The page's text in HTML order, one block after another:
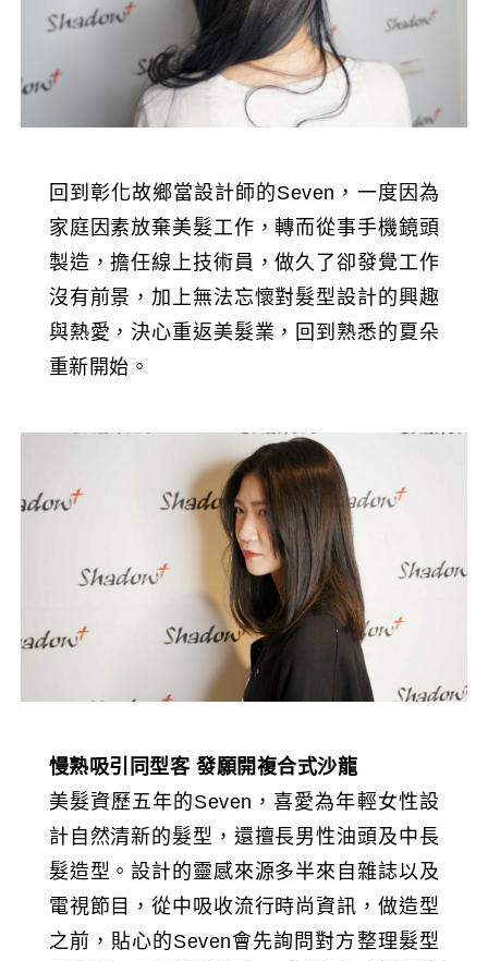
回到彰化故鄉當設計師的Seven，一度因為
家庭因素放棄美髮工作，轉而從事手機鏡頭
製造，擔任線上技術員，做久了卻發覺工作
沒有前景，加上無法忘懷對髮型設計的興趣
與熱愛，決心重返美髮業，回到熟悉的夏朵
重新開始。
慢熟吸引同型客 發願開複合式沙龍
美髮資歷五年的Seven，喜愛為年輕女性設
計自然清新的髮型，還擅長男性油頭及中長
髮造型。設計的靈感來源多半來自雜誌以及
電視節目，從中吸收流行時尚資訊，做造型
之前，貼心的Seven會先詢問對方整理髮型